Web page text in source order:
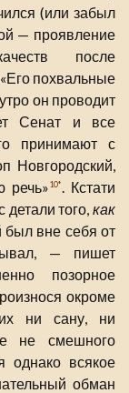
(или забыл
— проявление
после
похвальные
он проводит
Сенат и все
принимают с
Новгородский,
речь»10*
. Кстати
того, как
был вне себя от
— пишет
позорное
окроме
ни сану, ни
не смешного
однако всякое
обман